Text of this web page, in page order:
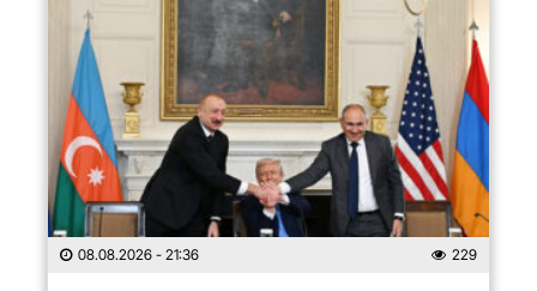
08.08.2026 - 21:36 229